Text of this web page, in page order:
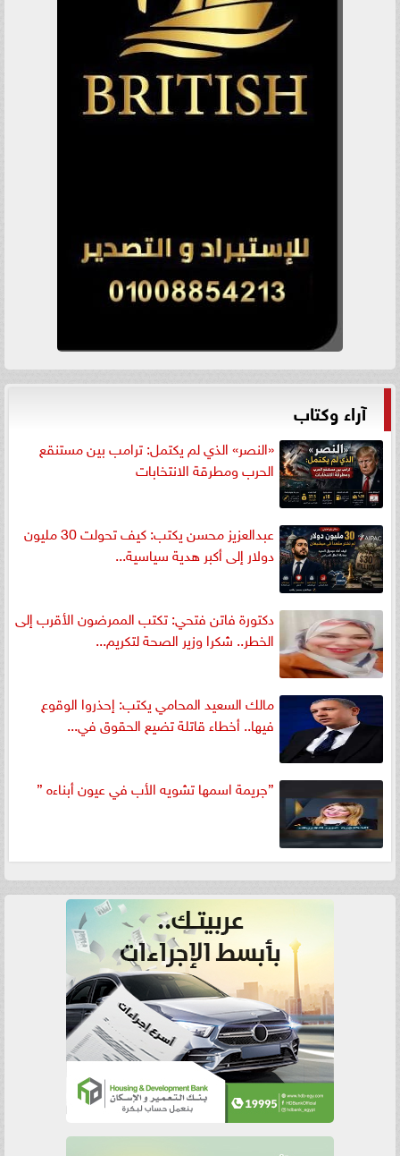
آراء وكتاب
«النصر» الذي لم يكتمل: ترامب بين مستنقع
الحرب ومطرقة الانتخابات
عبدالعزيز محسن يكتب: كيف تحولت 30 مليون
دولار إلى أكبر هدية سياسية...
دكتورة فاتن فتحي: تكتب الممرضون الأقرب إلى
الخطر.. شكرا وزير الصحة لتكريم...
مالك السعيد المحامي يكتب: إحذروا الوقوع
فيها.. أخطاء قاتلة تضيع الحقوق في...
”جريمة اسمها تشويه الأب في عيون أبناءه ”